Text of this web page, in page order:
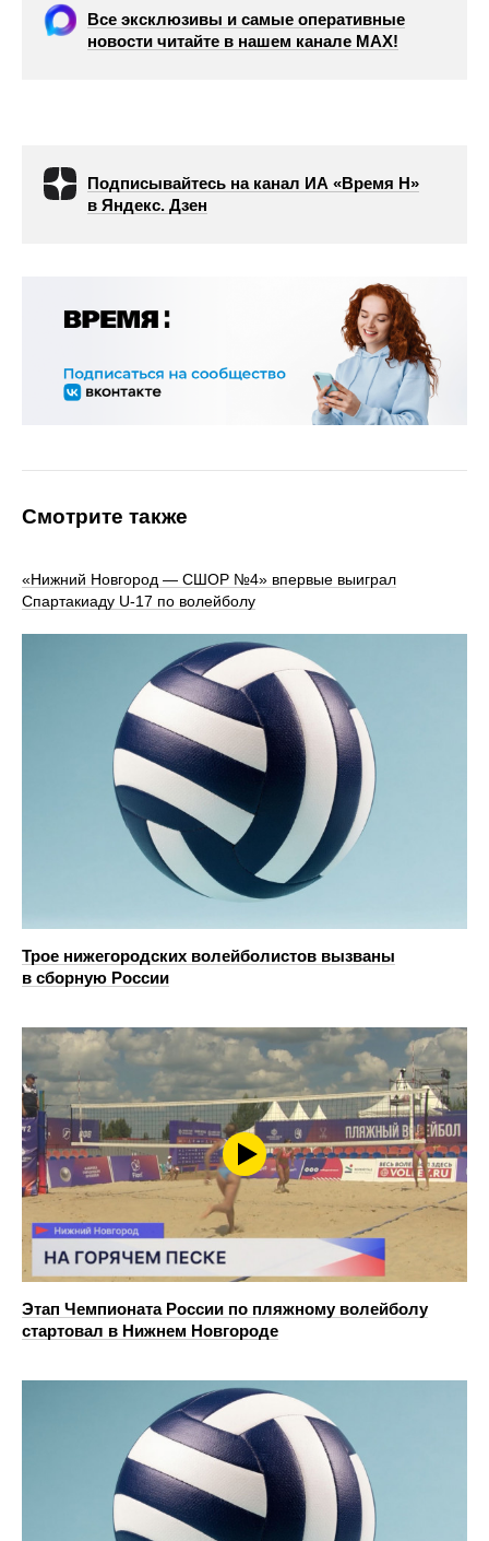
Все эксклюзивы и самые оперативные
новости читайте в нашем канале МАХ!
Подписывайтесь на канал ИА «Время Н»
в Яндекс. Дзен
Смотрите также
«Нижний Новгород — СШОР №4» впервые выиграл
Спартакиаду U‑17 по волейболу
Трое нижегородских волейболистов вызваны
в сборную России
Этап Чемпионата России по пляжному волейболу
стартовал в Нижнем Новгороде